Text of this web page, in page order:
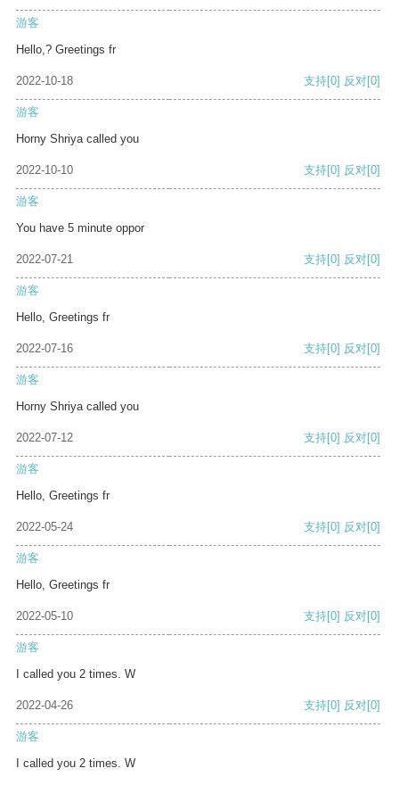
游客
Hello,? Greetings fr
2022-10-18 支持[0] 反对[0]
游客
Horny Shriya called you
2022-10-10 支持[0] 反对[0]
游客
You have 5 minute oppor
2022-07-21 支持[0] 反对[0]
游客
Hello, Greetings fr
2022-07-16 支持[0] 反对[0]
游客
Horny Shriya called you
2022-07-12 支持[0] 反对[0]
游客
Hello, Greetings fr
2022-05-24 支持[0] 反对[0]
游客
Hello, Greetings fr
2022-05-10 支持[0] 反对[0]
游客
I called you 2 times. W
2022-04-26 支持[0] 反对[0]
游客
I called you 2 times. W